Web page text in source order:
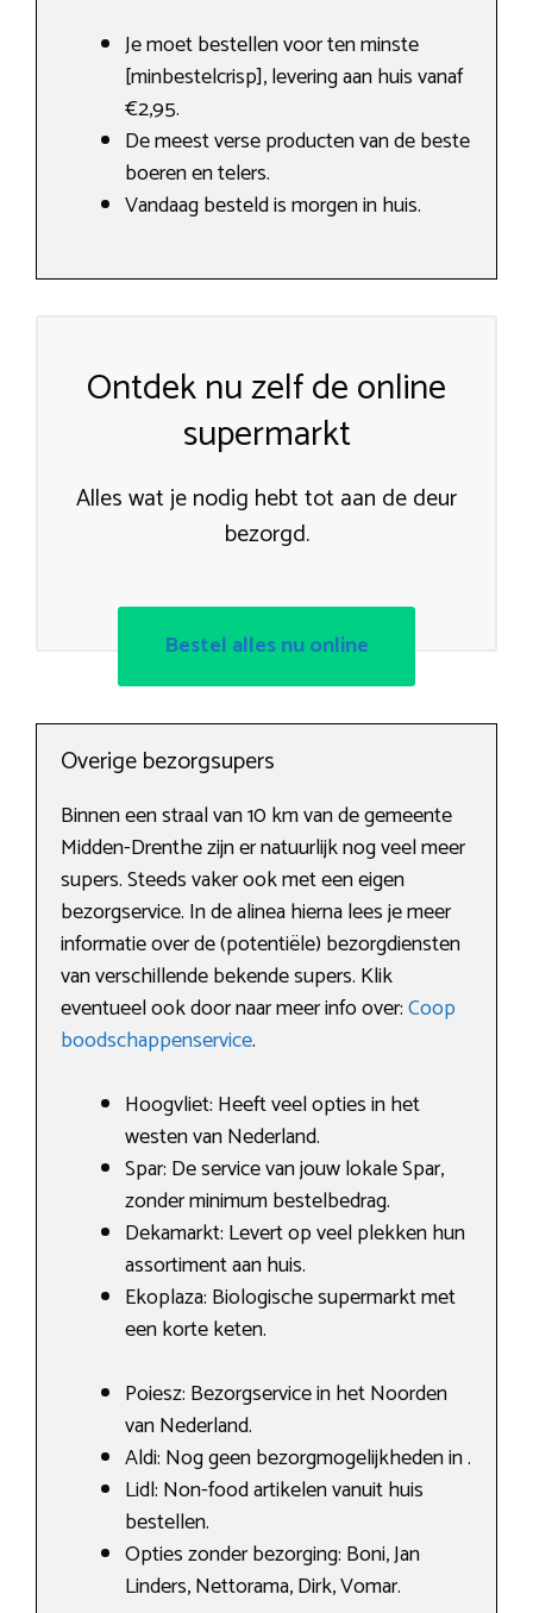
Je moet bestellen voor ten minste
[minbestelcrisp], levering aan huis vanaf
€2,95.
De meest verse producten van de beste
boeren en telers.
Vandaag besteld is morgen in huis.
Ontdek nu zelf de online
supermarkt
Alles wat je nodig hebt tot aan de deur
bezorgd.
Bestel alles nu online
Overige bezorgsupers
Binnen een straal van 10 km van de gemeente
Midden-Drenthe zijn er natuurlijk nog veel meer
supers. Steeds vaker ook met een eigen
bezorgservice. In de alinea hierna lees je meer
informatie over de (potentiële) bezorgdiensten
van verschillende bekende supers. Klik
eventueel ook door naar meer info over:Coop
boodschappenservice.
Hoogvliet: Heeft veel opties in het
westen van Nederland.
Spar: De service van jouw lokale Spar,
zonder minimum bestelbedrag.
Dekamarkt: Levert op veel plekken hun
assortiment aan huis.
Ekoplaza: Biologische supermarkt met
een korte keten.
Poiesz: Bezorgservice in het Noorden
van Nederland.
Aldi: Nog geen bezorgmogelijkheden in .
Lidl: Non-food artikelen vanuit huis
bestellen.
Opties zonder bezorging: Boni, Jan
Linders, Nettorama, Dirk, Vomar.